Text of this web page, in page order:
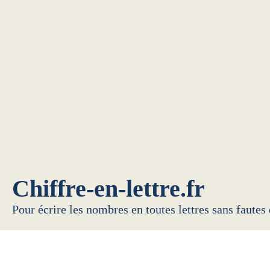
Chiffre-en-lettre.fr
Pour écrire les nombres en toutes lettres sans